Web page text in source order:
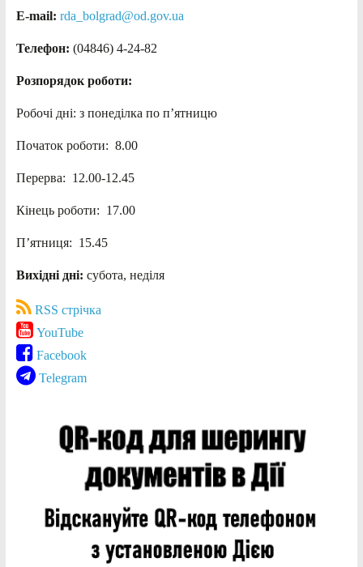
E-mail: rda_bolgrad@od.gov.ua
Телефон: (04846) 4-24-82
Розпорядок роботи:
Робочі дні: з понеділка по п’ятницю
Початок роботи: 8.00
Перерва: 12.00-12.45
Кінець роботи: 17.00
П’ятниця: 15.45
Вихідні дні: субота, неділя
RSS стрічка
YouTube
Facebook
Telegram